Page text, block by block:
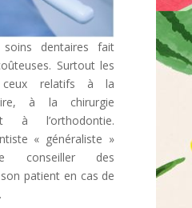
dentaires fait
Surtout les
ceux relatifs à la
à la chirurgie
à l’orthodontie.
« généraliste »
conseiller des
patient en cas de